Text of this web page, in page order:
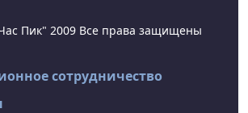
Пик" 2009 Все права защищены
сотрудничество